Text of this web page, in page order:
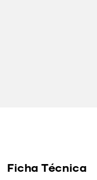
Ficha Técnica